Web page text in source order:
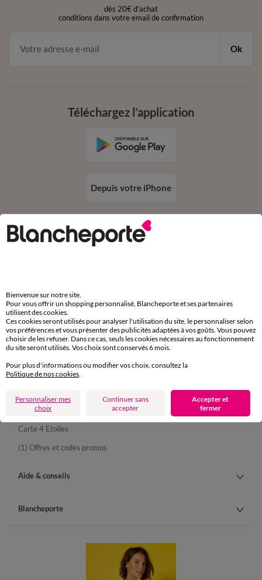
dès 20€ d’achat
conditions dans votre email de confirmation
Ok
Téléchargez l’application
Depuis votre iPhone
Commande
Livraison
Paiement
Carte 4 Etoiles
(1) Offres et codes promos
Aide & conseils
Blancheporte
Bienvenue sur notre site.
Pour vous offrir un shopping personnalisé, Blancheporte et ses partenaires
utilisent des cookies.
Ces cookies seront utilisés pour analyser l'utilisation du site, le personnaliser selon
vos préférences et vous présenter des publicités adaptées à vos goûts. Vous pouvez
choisir de les refuser. Dans ce cas, seuls les cookies nécessaires au fonctionnement
du site seront utilisés. Vos choix sont conservés 6 mois.
Pour plus d'informations ou modifier vos choix, consultez la
Politique de nos cookies.
Personnaliser mes
choix
Continuer sans
accepter
Accepter et
fermer